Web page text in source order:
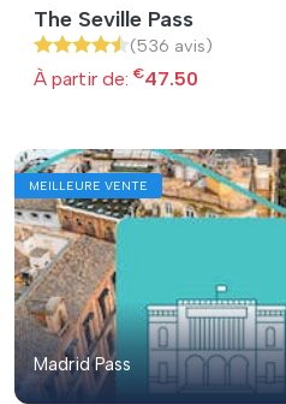
The Seville Pass
(536 avis)
À partir de: €47.50
Madrid Pass
MEILLEURE VENTE